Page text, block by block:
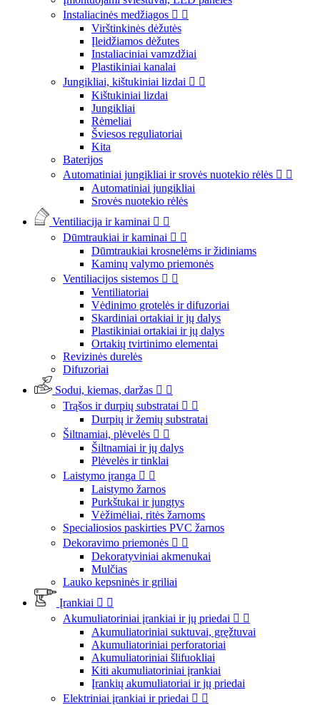
Instaliacinės medžiagos  
Virštinkinės dėžutės
Įleidžiamos dėžutes
Instaliaciniai vamzdžiai
Plastikiniai kanalai
Jungikliai, kištukiniai lizdai  
Kištukiniai lizdai
Jungikliai
Rėmeliai
Šviesos reguliatoriai
Kita
Baterijos
Automatiniai jungikliai ir srovės nuotekio rėlės  
Automatiniai jungikliai
Srovės nuotekio rėlės
Ventiliacija ir kaminai  
Dūmtraukiai ir kaminai  
Dūmtraukiai krosnelėms ir židiniams
Kaminų valymo priemonės
Ventiliacijos sistemos  
Ventiliatoriai
Vėdinimo grotelės ir difuzoriai
Skardiniai ortakiai ir jų dalys
Plastikiniai ortakiai ir jų dalys
Ortakių tvirtinimo elementai
Revizinės durelės
Difuzoriai
Sodui, kiemas, daržas  
Trąšos ir durpių substratai  
Durpių ir žemių substratai
Šiltnamiai, plėvelės  
Šiltnamiai ir jų dalys
Plėvelės ir tinklai
Laistymo įranga  
Laistymo žarnos
Purkštukai ir jungtys
Vėžimėliai, ritės žarnoms
Specialiosios paskirties PVC žarnos
Dekoravimo priemonės  
Dekoratyviniai akmenukai
Mulčias
Lauko kepsninės ir griliai
Įrankiai  
Akumuliatoriniai įrankiai ir jų priedai  
Akumuliatoriniai suktuvai, gręžtuvai
Akumuliatoriniai perforatoriai
Akumuliatoriniai šlifuokliai
Kiti akumuliatoriniai įrankiai
Įrankių akumuliatoriai ir jų priedai
Elektriniai įrankiai ir priedai  